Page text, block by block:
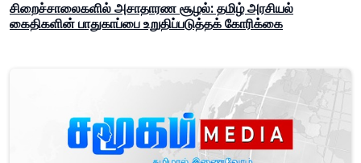
சிறைச்சாலைகளில் அசாதாரண சூழல்: தமிழ் அரசியல்
கைதிகளின் பாதுகாப்பை உறுதிப்படுத்தக் கோரிக்கை